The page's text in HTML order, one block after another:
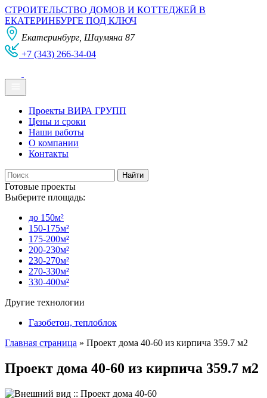
СТРОИТЕЛЬСТВО ДОМОВ И КОТТЕДЖЕЙ В
ЕКАТЕРИНБУРГЕ ПОД КЛЮЧ
Екатеринбург, Шаумяна 87
+7 (343) 266-34-04
Проекты ВИРА ГРУПП
Цены и сроки
Наши работы
О компании
Контакты
Готовые проекты
Выберите площадь:
до 150м²
150-175м²
175-200м²
200-230м²
230-270м²
270-330м²
330-400м²
Другие технологии
Газобетон, теплоблок
Главная страница » Проект дома 40-60 из кирпича 359.7 м2
Проект дома 40-60 из кирпича 359.7 м2